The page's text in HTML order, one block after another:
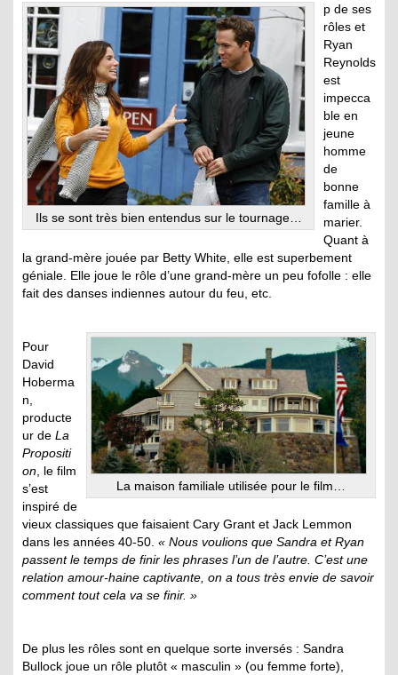
Ils se sont très bien entendus sur le tournage…
p de ses
rôles et
Ryan
Reynolds
est
impecca
ble en
jeune
homme
de
bonne
famille à
marier.
Quant à
la grand-mère jouée par Betty White, elle est superbement
géniale. Elle joue le rôle d’une grand-mère un peu fofolle : elle
fait des danses indiennes autour du feu, etc.
La maison familiale utilisée pour le film…
Pour
David
Hoberma
n,
producte
ur de La
Propositi
on , le film
s’est
inspiré de
vieux classiques que faisaient Cary Grant et Jack Lemmon
dans les années 40-50. « Nous voulions que Sandra et Ryan
passent le temps de finir les phrases l’un de l’autre. C’est une
relation amour-haine captivante, on a tous très envie de savoir
comment tout cela va se finir. »
De plus les rôles sont en quelque sorte inversés : Sandra
Bullock joue un rôle plutôt « masculin » (ou femme forte),